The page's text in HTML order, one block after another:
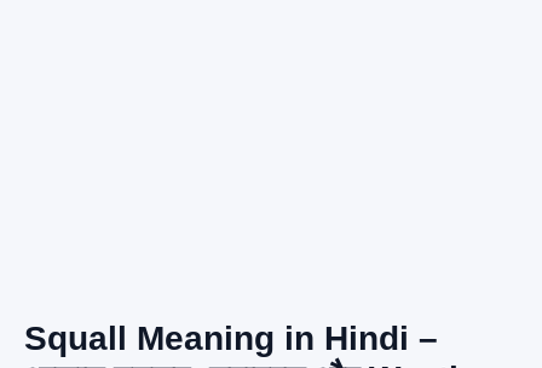
Squall Meaning in Hindi –